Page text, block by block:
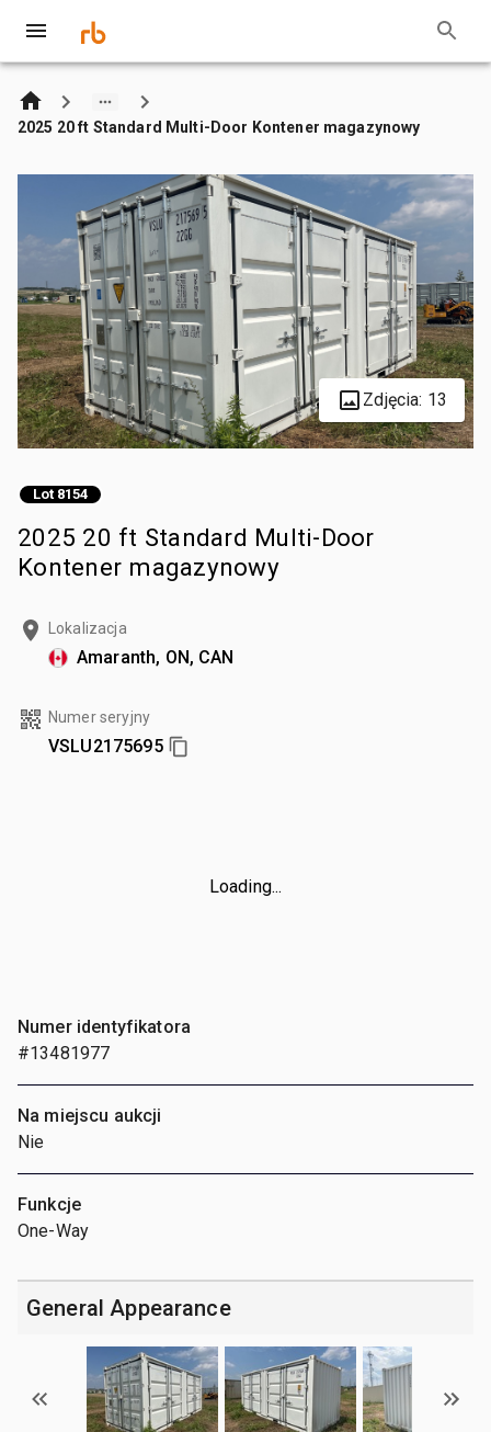
2025 20 ft Standard Multi-Door Kontener magazynowy
Zdjęcia: 13
Lot 8154
2025 20 ft Standard Multi-Door
Kontener magazynowy
Lokalizacja
Amaranth, ON, CAN
Numer seryjny
VSLU2175695
Loading...
Numer identyfikatora
#13481977
Na miejscu aukcji
Nie
Funkcje
One-Way
General Appearance